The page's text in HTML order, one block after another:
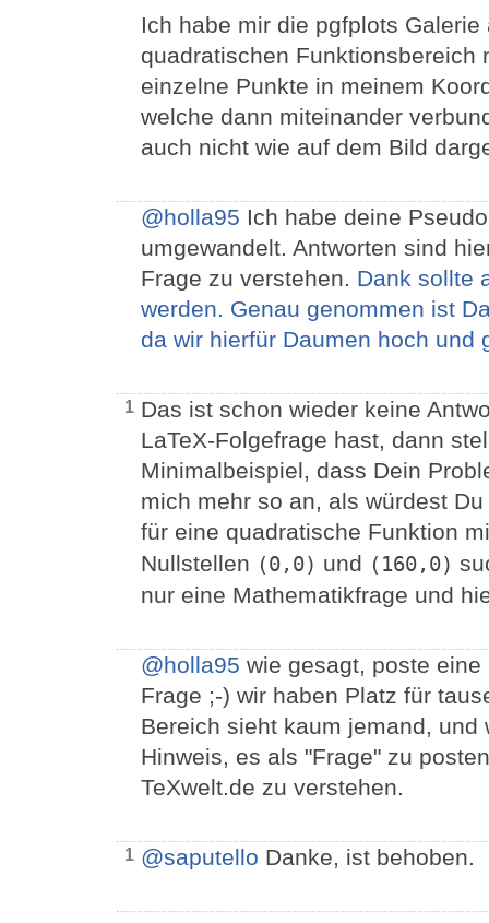
Ich habe mir die pgfplots
quadratischen Funktionsbereich
einzelne Punkte in meinem
welche dann miteinander
auch nicht wie auf dem Bild
@holla95 Ich habe deine
umgewandelt. Antworten sind
Frage zu verstehen. Dank sollte
werden. Genau genommen ist
da wir hierfür Daumen hoch und
1 Das ist schon wieder keine
LaTeX-Folgefrage hast, dann
Minimalbeispiel, dass Dein
mich mehr so an, als würdest
für eine quadratische Funktion
Nullstellen (0,0) und (160,0)
nur eine Mathematikfrage und
@holla95 wie gesagt, poste
Frage ;-) wir haben Platz für
Bereich sieht kaum jemand,
Hinweis, es als "Frage" zu
TeXwelt.de zu verstehen.
1 @saputello Danke, ist behoben.